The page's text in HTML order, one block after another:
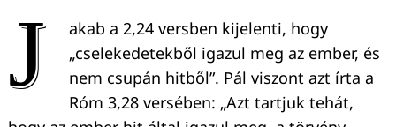
J
akab a 2,24 versben kijelenti, hogy
„cselekedetekből igazul meg az ember, és
nem csupán hitből”. Pál viszont azt írta a
Róm 3,28 versében: „Azt tartjuk tehát,